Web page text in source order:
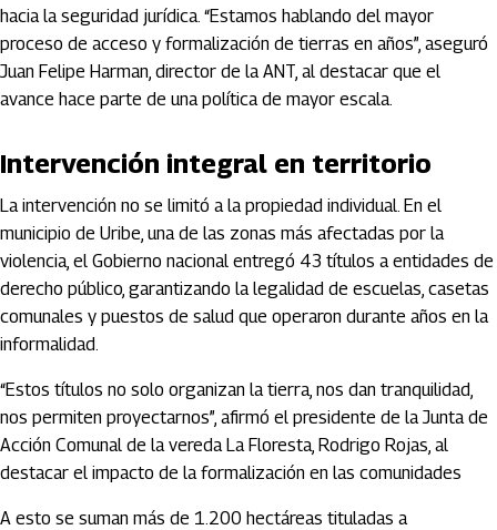
hacia la seguridad jurídica. “Estamos hablando del mayor
proceso de acceso y formalización de tierras en años”, aseguró
Juan Felipe Harman, director de la ANT, al destacar que el
avance hace parte de una política de mayor escala.
Intervención integral en territorio
La intervención no se limitó a la propiedad individual. En el
municipio de Uribe, una de las zonas más afectadas por la
violencia, el Gobierno nacional entregó 43 títulos a entidades de
derecho público, garantizando la legalidad de escuelas, casetas
comunales y puestos de salud que operaron durante años en la
informalidad.
“Estos títulos no solo organizan la tierra, nos dan tranquilidad,
nos permiten proyectarnos”, afirmó el presidente de la Junta de
Acción Comunal de la vereda La Floresta, Rodrigo Rojas, al
destacar el impacto de la formalización en las comunidades
A esto se suman más de 1.200 hectáreas tituladas a